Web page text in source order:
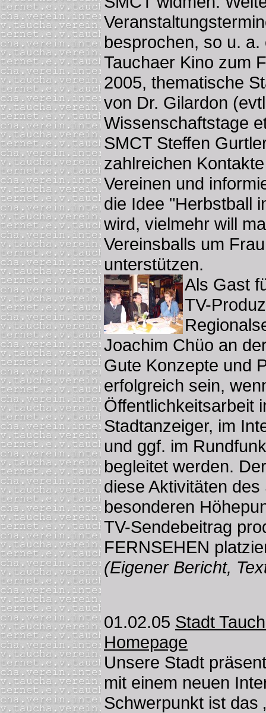
besprochen, so u.
Tauchaer Kino zum
2005, thematische
von Dr. Gilardon
Wissenschaftstage
SMCT Steffen
zahlreichen
Vereinen und
die Idee "Herbstball
wird, vielmehr will
Vereinsballs um
unterstützen.
Als Gast
TV-
Joachim Chüo an
Gute Konzepte und
erfolgreich sein,
Öffentlichkeitsarbeit
Stadtanzeiger, im
und ggf. im
begleitet werden.
diese Aktivitäten
besonderen
TV-Sendebeitrag
FERNSEHEN
(Eigener Bericht,
01.02.05 Stadt
Homepage
Unsere Stadt
mit einem neuen
Schwerpunkt ist das